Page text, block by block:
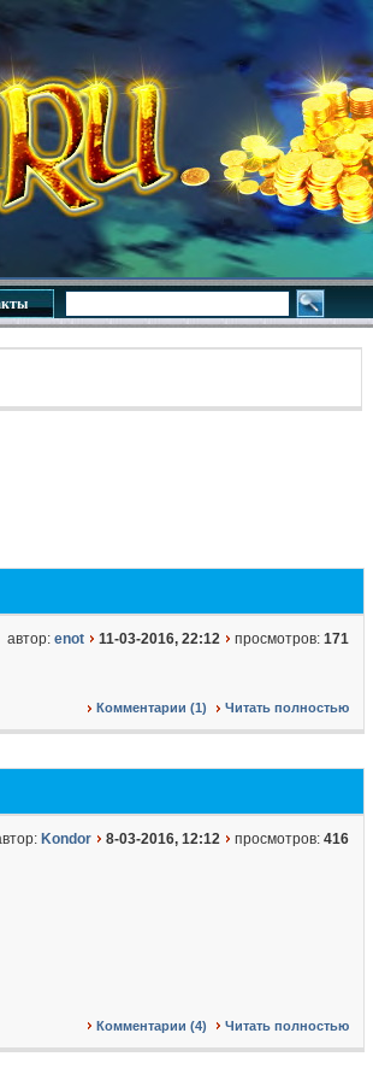
автор: enot 11-03-2016, 22:12 просмотров: 171
Комментарии (1) Читать полностью
Kondor 8-03-2016, 12:12 просмотров: 416
Комментарии (4) Читать полностью